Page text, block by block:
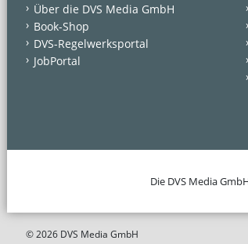
Über die DVS Media GmbH
Book-Shop
DVS-Regelwerksportal
JobPortal
Die DVS Media
© 2026 DVS Media GmbH